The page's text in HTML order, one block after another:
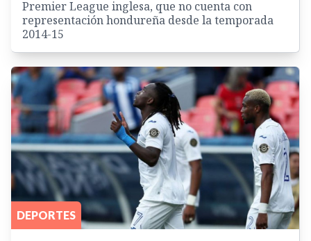
Premier League inglesa, que no cuenta con
representación hondureña desde la temporada
2014-15
DEPORTES